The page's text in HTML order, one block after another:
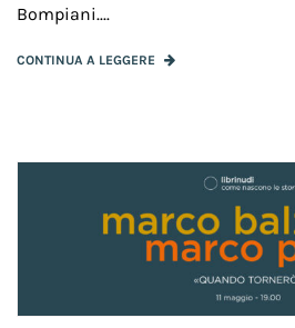
Bompiani....
CONTINUA A LEGGERE